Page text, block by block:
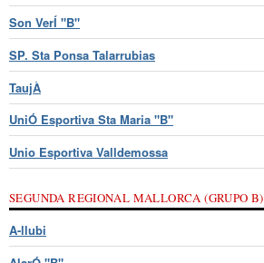
Son VerÍ "B"
SP. Sta Ponsa Talarrubias
TaujÀ
UniÓ Esportiva Sta Maria "B"
Unio Esportiva Valldemossa
SEGUNDA REGIONAL MALLORCA (GRUPO B)
A-llubi